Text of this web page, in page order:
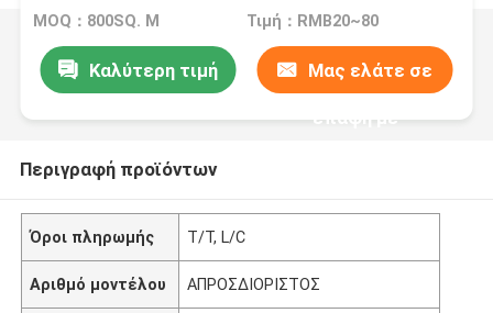
μέταλλο Σύγχρονος Τείχος κουρτίνας από
MOQ：800SQ. Μ Τιμή：RMB20~80
Καλύτερη τιμή Μας ελάτε σε
επαφή με
Περιγραφή προϊόντων
Όροι πληρωμής T/T, L/C
Αριθμό μοντέλου ΑΠΡΟΣΔΙΟΡΙΣΤΟΣ